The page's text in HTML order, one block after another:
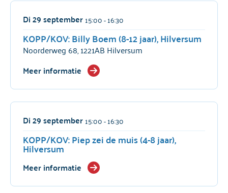
Di 29 september 15:00- 16:30
KOPP/KOV: Billy Boem (8-12 jaar), Hilversum
Noorderweg 68, 1221AB Hilversum
Meer informatie
Di 29 september 15:00- 16:30
KOPP/KOV: Piep zei de muis (4-8 jaar),
Hilversum
Meer informatie